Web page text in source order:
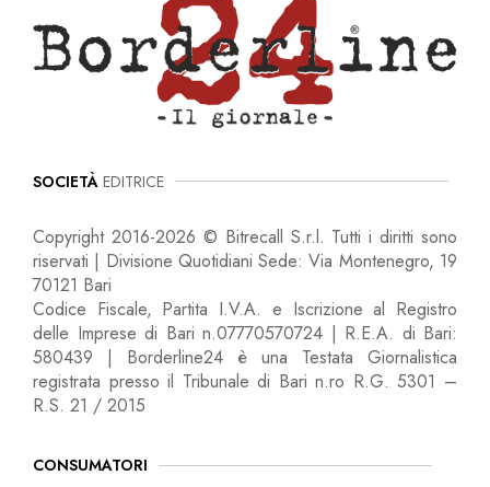
SOCIETÀ EDITRICE
Copyright 2016-2026 © Bitrecall S.r.l. Tutti i diritti sono
riservati | Divisione Quotidiani Sede: Via Montenegro, 19
70121 Bari
Codice Fiscale, Partita I.V.A. e Iscrizione al Registro
delle Imprese di Bari n.07770570724 | R.E.A. di Bari:
580439 | Borderline24 è una Testata Giornalistica
registrata presso il Tribunale di Bari n.ro R.G. 5301 –
R.S. 21 / 2015
CONSUMATORI